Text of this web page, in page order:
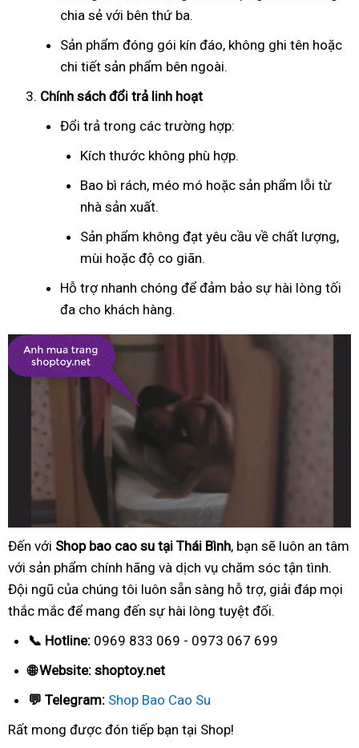
chia sẻ với bên thứ ba.
Sản phẩm đóng gói kín đáo, không ghi tên hoặc
chi tiết sản phẩm bên ngoài.
Chính sách đổi trả linh hoạt
Đổi trả trong các trường hợp:
Kích thước không phù hợp.
Bao bì rách, méo mó hoặc sản phẩm lỗi từ
nhà sản xuất.
Sản phẩm không đạt yêu cầu về chất lượng,
mùi hoặc độ co giãn.
Hỗ trợ nhanh chóng để đảm bảo sự hài lòng tối
đa cho khách hàng.
Đến với Shop bao cao su tại Thái Bình, bạn sẽ luôn an tâm
với sản phẩm chính hãng và dịch vụ chăm sóc tận tình.
Đội ngũ của chúng tôi luôn sẵn sàng hỗ trợ, giải đáp mọi
thắc mắc để mang đến sự hài lòng tuyệt đối.
📞 Hotline: 0969 833 069 - 0973 067 699
🌐 Website: shoptoy.net
💬 Telegram: Shop Bao Cao Su
Rất mong được đón tiếp bạn tại Shop!